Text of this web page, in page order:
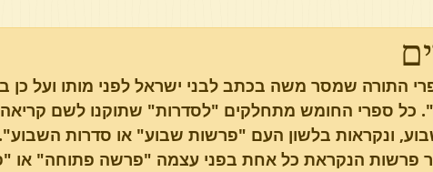
התורה שמסר משה בכתב לבני ישראל לפני מותו ועל כן
כל ספרי החומש מתחלקים "לסדרות" שתוקנו לשם קריאה
ונקראות בלשון העם "פרשות שבוע" או סדרות
פרשות הנקראת כל אחת בפני עצמה "פרשה פתוחה" או